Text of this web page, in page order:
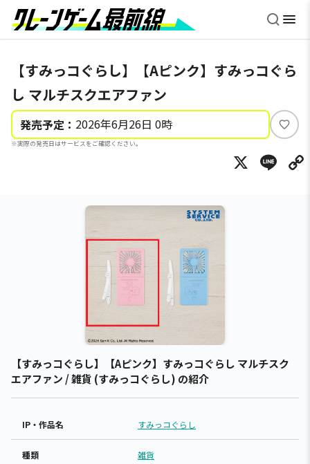
【すみっコぐらし】【Aピンク】すみっコぐら
し マルチスクエアファン
発売予定： 2026年6月26日 0時
※実際の発売日はサービスをご確認ください。
い
ね
X
【すみっコぐらし】【Aピンク】すみっコぐらし マルチスク
エアファン / 雑貨 (すみっコぐらし) の紹介
IP・作品名 すみっコぐらし
種類 雑貨